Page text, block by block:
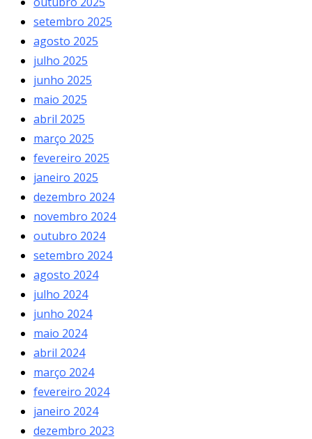
setembro 2025
agosto 2025
julho 2025
junho 2025
maio 2025
abril 2025
março 2025
fevereiro 2025
janeiro 2025
dezembro 2024
novembro 2024
outubro 2024
setembro 2024
agosto 2024
julho 2024
junho 2024
maio 2024
abril 2024
março 2024
fevereiro 2024
janeiro 2024
dezembro 2023